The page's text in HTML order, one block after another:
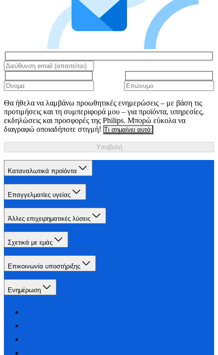
Θα ήθελα να λαμβάνω προωθητικές ενημερώσεις – με βάση τις
προτιμήσεις και τη συμπεριφορά μου – για προϊόντα, υπηρεσίες,
εκδηλώσεις και προσφορές της Philips. Μπορώ εύκολα να
διαγραφώ οποιαδήποτε στιγμή! Τι σημαίνει αυτό;
Υποβολή
Καταναλωτικά προϊόντα
Επαγγελματίες υγείας
Άλλες επιχειρηματικές λύσεις
Σχετικά με εμάς
Επικοινωνία υποστήριξης
Ενημέρωση